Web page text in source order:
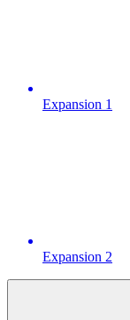
Expansion 1
Expansion 2